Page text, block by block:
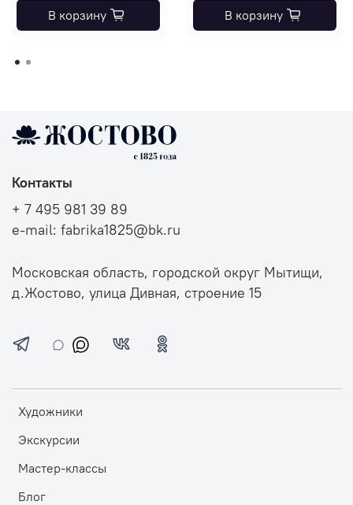
В корзину В корзину
Художники
Экскурсии
Мастер-классы
Блог
Контакты
+ 7 495 981 39 89
e-mail: fabrika1825@bk.ru
Московская область, городской округ Мытищи,
д.Жостово, улица Дивная, строение 15